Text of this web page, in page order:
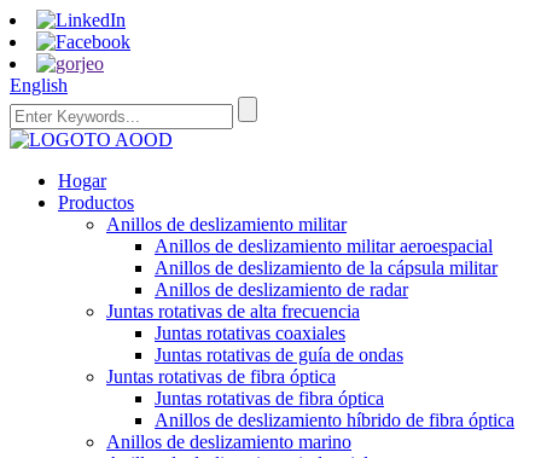
English
Hogar
Productos
Anillos de deslizamiento militar
Anillos de deslizamiento militar aeroespacial
Anillos de deslizamiento de la cápsula militar
Anillos de deslizamiento de radar
Juntas rotativas de alta frecuencia
Juntas rotativas coaxiales
Juntas rotativas de guía de ondas
Juntas rotativas de fibra óptica
Juntas rotativas de fibra óptica
Anillos de deslizamiento híbrido de fibra óptica
Anillos de deslizamiento marino